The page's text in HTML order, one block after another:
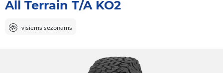
All Terrain T/A KO2
visiems sezonams